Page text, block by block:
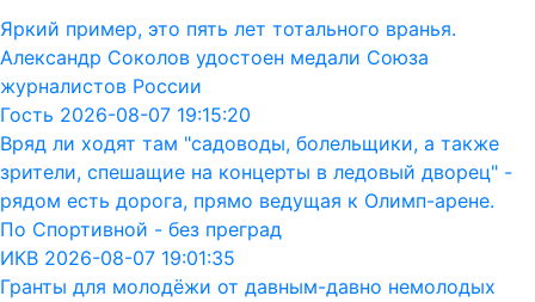
Яркий пример, это пять лет тотального вранья.
Александр Соколов удостоен медали Союза
журналистов России
Гость 2026-08-07 19:15:20
Вряд ли ходят там "садоводы, болельщики, а также
зрители, спешащие на концерты в ледовый дворец" -
рядом есть дорога, прямо ведущая к Олимп-арене.
По Спортивной - без преград
ИКВ 2026-08-07 19:01:35
Гранты для молодёжи от давным-давно немолодых